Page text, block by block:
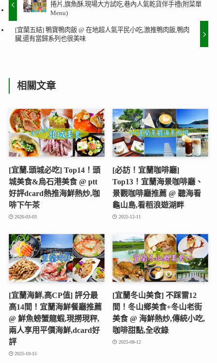
捲片,旗魚酥,現場大方試吃,巷內人氣乾貨伴手禮(附菜單
Menu)
[宜蘭五結] 鴨寶鴨肉飯 @ 在地超人氣平民小吃,激推鴨肉飯,鴨肉
臟,還有當歸系列也很美味
相關文章
[宜蘭.頭城必吃] Top14！頭
城美食&烏石港美食 @ ptt
好評dcard熱推海鮮熱炒,咖
啡下午茶
2026-03-03
[必訪！宜蘭咖啡廳]
Top13！宜蘭海景咖啡廳、
景觀咖啡廳推薦 @ 聽海看
龜山島,看稻浪遊湖畔
2025-12-11
[宜蘭海鮮,高CP值] 評分最
高14間！宜蘭海鮮餐廳推薦
@ 鮮魚螃蟹龍蝦,現撈現秤,
兩人享用平價海鮮,dcard好
評
2025-10-15
[宜蘭冬山美食] 不踩雷12
間！冬山鄉美食+冬山老街
美食 @ 海鮮熱炒,傳統小吃,
咖啡甜點,全收錄
2025-08-12